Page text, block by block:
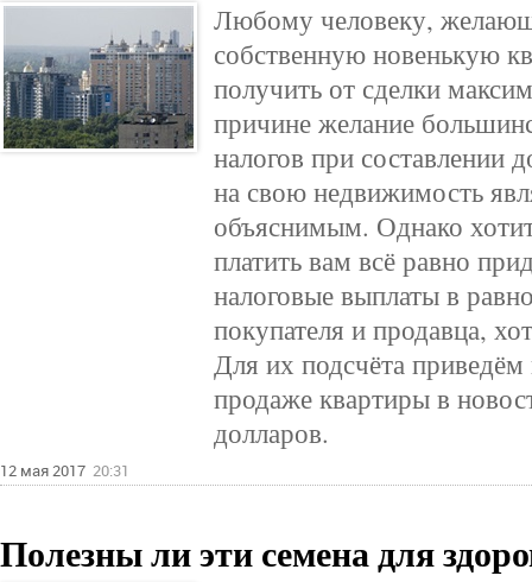
Любому человеку,
собственную новенькую
получить от сделки
причине желание
налогов при составлении
на свою недвижимость
объяснимым. Однако
платить вам всё равно
налоговые выплаты в
покупателя и продавца,
Для их подсчёта
продаже квартиры в
долларов.
12 мая 2017 20:31
Полезны ли эти семена для